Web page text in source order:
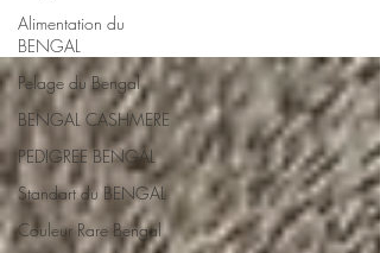
Alimentation du
BENGAL
Pelage du Bengal
BENGAL CASHMERE
PEDIGREE BENGAL
Standart du BENGAL
Couleur Rare Bengal